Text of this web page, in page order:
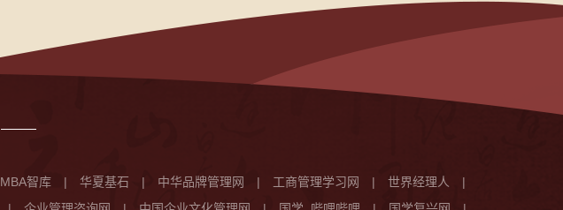
MBA智库 | 华夏基石 | 中华品牌管理网 | 工商管理学习网 | 世界经理人
|